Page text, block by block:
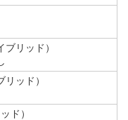
リッド）
ッド）
ド）